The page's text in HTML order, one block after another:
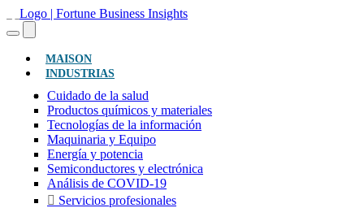
MAISON(ACTUAL)
INDUSTRIAS
Cuidado de la salud
Productos químicos y materiales
Tecnologías de la información
Maquinaria y Equipo
Energía y potencia
Semiconductores y electrónica
Análisis de COVID-19
Servicios profesionales